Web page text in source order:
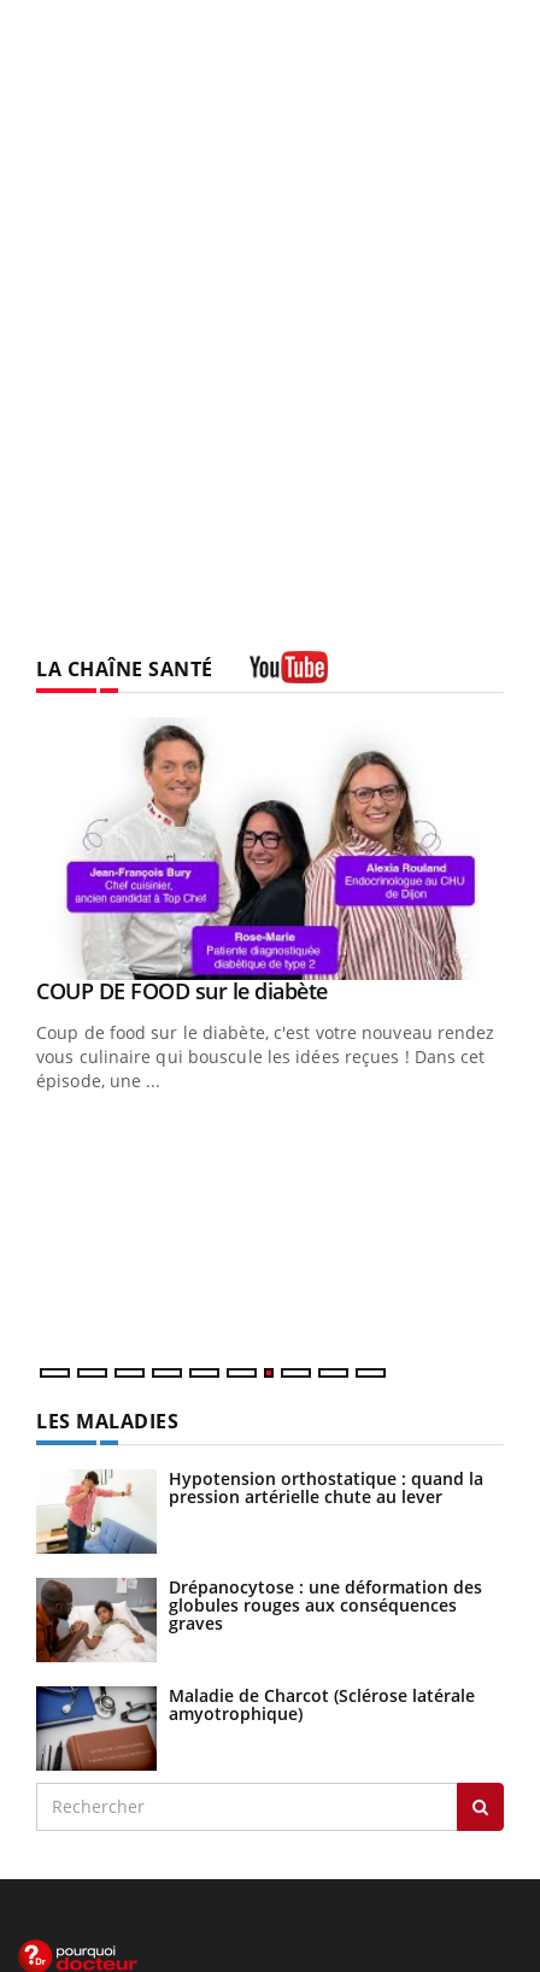
LA CHAÎNE SANTÉ
Youtube
COUP DE FOOD sur le diabèteYoutube
Coup de food sur le diabète, c'est votre nouveau rendez-
vous culinaire qui bouscule les idées reçues ! Dans cet
épisode, une ...
LES MALADIES
Hypotension orthostatique : quand la
pression artérielle chute au lever
Drépanocytose : une déformation des
globules rouges aux conséquences
graves
Maladie de Charcot (Sclérose latérale
amyotrophique)